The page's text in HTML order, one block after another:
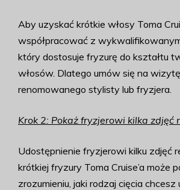
Aby uzyskać krótkie włosy Toma
współpracować z
który dostosuje fryzurę do kształtu
włosów. Dlatego umów się na
renomowanego stylisty lub fryzjera.
Krok 2: Pokaż fryzjerowi kilka zdjęć
Udostępnienie fryzjerowi kilku zdjęć
krótkiej fryzury Toma Cruise’a może
zrozumieniu, jaki rodzaj cięcia chcesz